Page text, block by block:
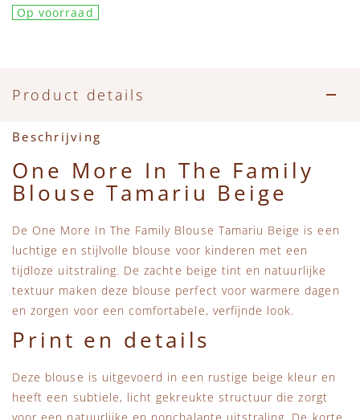
Op voorraad
Product details
Beschrijving
One More In The Family
Blouse Tamariu Beige
De One More In The Family Blouse Tamariu Beige is een
luchtige en stijlvolle blouse voor kinderen met een
tijdloze uitstraling. De zachte beige tint en natuurlijke
textuur maken deze blouse perfect voor warmere dagen
en zorgen voor een comfortabele, verfijnde look.
Print en details
Deze blouse is uitgevoerd in een rustige beige kleur en
heeft een subtiele, licht gekreukte structuur die zorgt
voor een natuurlijke en nonchalante uitstraling. De korte